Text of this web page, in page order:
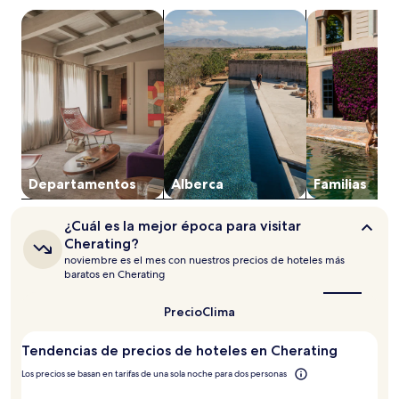
una
estancia
de
1
noche
para
adultos.
Los
precios
la
sujetos
a
cambios.
Departa­mentos
Buscar departamentos
Alberca
Buscar propiedades con alberca
Familias
Buscar
¿Cuál
es
la
mejor
época
¿Cuál es la mejor época para visitar
Cherating?
noviembre es el mes con nuestros precios de hoteles más
baratos en Cherating
PrecioClima
Tendencias de precios de hoteles en Cherating
Los precios se basan en tarifas de una sola noche para dos personas